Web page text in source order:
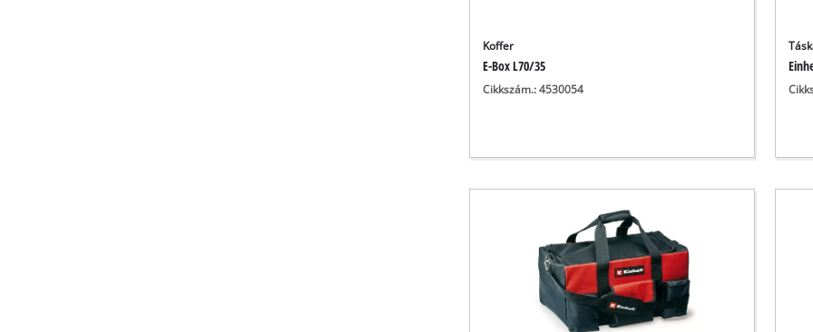
Koffer
E-Box L70/35
Cikkszám.: 4530054